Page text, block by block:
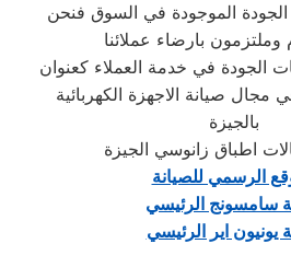
الموجودة في السوق فنحن
وملتزمون بارضاء عملائنا
الجودة في خدمة العملاء كعنوان
مجال صيانة الاجهزة الكهربائية
بالجيزة
اطباق زانوسي الجيزة
الرسمي للصيانة
سامسونج الرئيسي
يونيون اير الرئيسي